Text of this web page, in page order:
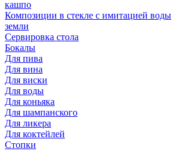
кашпо
Композиции в стекле с имитацией воды
земли
Сервировка стола
Бокалы
Для пива
Для вина
Для виски
Для воды
Для коньяка
Для шампанского
Для ликера
Для коктейлей
Стопки